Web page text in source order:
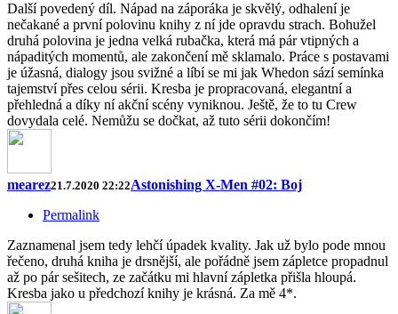
Další povedený díl. Nápad na záporáka je skvělý, odhalení je
nečakané a první polovinu knihy z ní jde opravdu strach. Bohužel
druhá polovina je jedna velká rubačka, která má pár vtipných a
nápaditých momentů, ale zakončení mě sklamalo. Práce s postavami
je úžasná, dialogy jsou svižné a líbí se mi jak Whedon sází semínka
tajemství přes celou sérii. Kresba je propracovaná, elegantní a
přehledná a díky ní akční scény vyniknou. Ještě, že to tu Crew
dovydala celé. Nemůžu se dočkat, až tuto sérii dokončím!
mearez21.7.2020 22:22Astonishing X-Men #02: Boj
Permalink
Zaznamenal jsem tedy lehčí úpadek kvality. Jak už bylo pode mnou
řečeno, druhá kniha je drsnější, ale pořádně jsem zápletce propadnul
až po pár sešitech, ze začátku mi hlavní zápletka přišla hloupá.
Kresba jako u předchozí knihy je krásná. Za mě 4*.